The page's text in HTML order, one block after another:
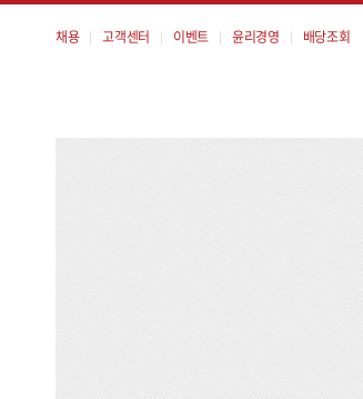
뉴
채용 고객센터 이벤트 윤리경영 배당조회